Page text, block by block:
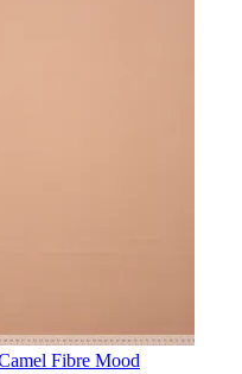
Fibre Mood